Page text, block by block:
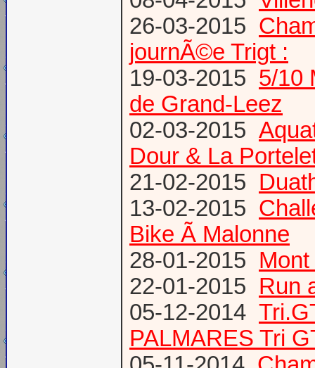
26-03-2015
journÃ©e Trigt :
19-03-2015 5/10
de Grand-Leez
02-03-2015
Dour & La
21-02-2015
13-02-2015
Bike Ã Malonne
28-01-2015
22-01-2015 Run
05-12-2014
PALMARES Tri